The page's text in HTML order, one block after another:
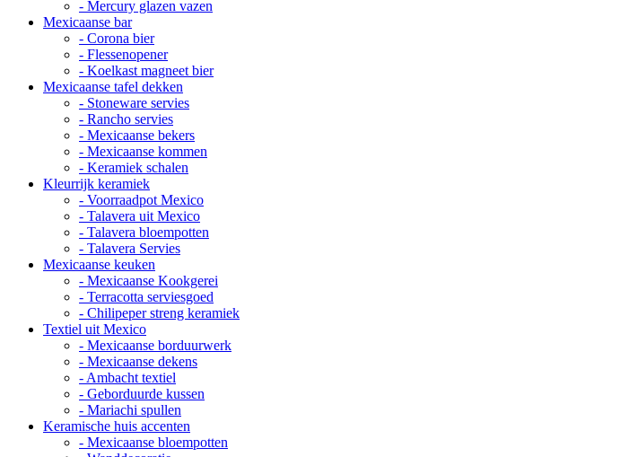
- Mercury glazen vazen
Mexicaanse bar
- Corona bier
- Flessenopener
- Koelkast magneet bier
Mexicaanse tafel dekken
- Stoneware servies
- Rancho servies
- Mexicaanse bekers
- Mexicaanse kommen
- Keramiek schalen
Kleurrijk keramiek
- Voorraadpot Mexico
- Talavera uit Mexico
- Talavera bloempotten
- Talavera Servies
Mexicaanse keuken
- Mexicaanse Kookgerei
- Terracotta serviesgoed
- Chilipeper streng keramiek
Textiel uit Mexico
- Mexicaanse borduurwerk
- Mexicaanse dekens
- Ambacht textiel
- Geborduurde kussen
- Mariachi spullen
Keramische huis accenten
- Mexicaanse bloempotten